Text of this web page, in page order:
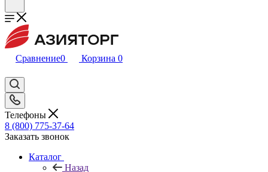
Сравнение0 Корзина 0
Телефоны
8 (800) 775-37-64
Заказать звонок
Каталог
Назад